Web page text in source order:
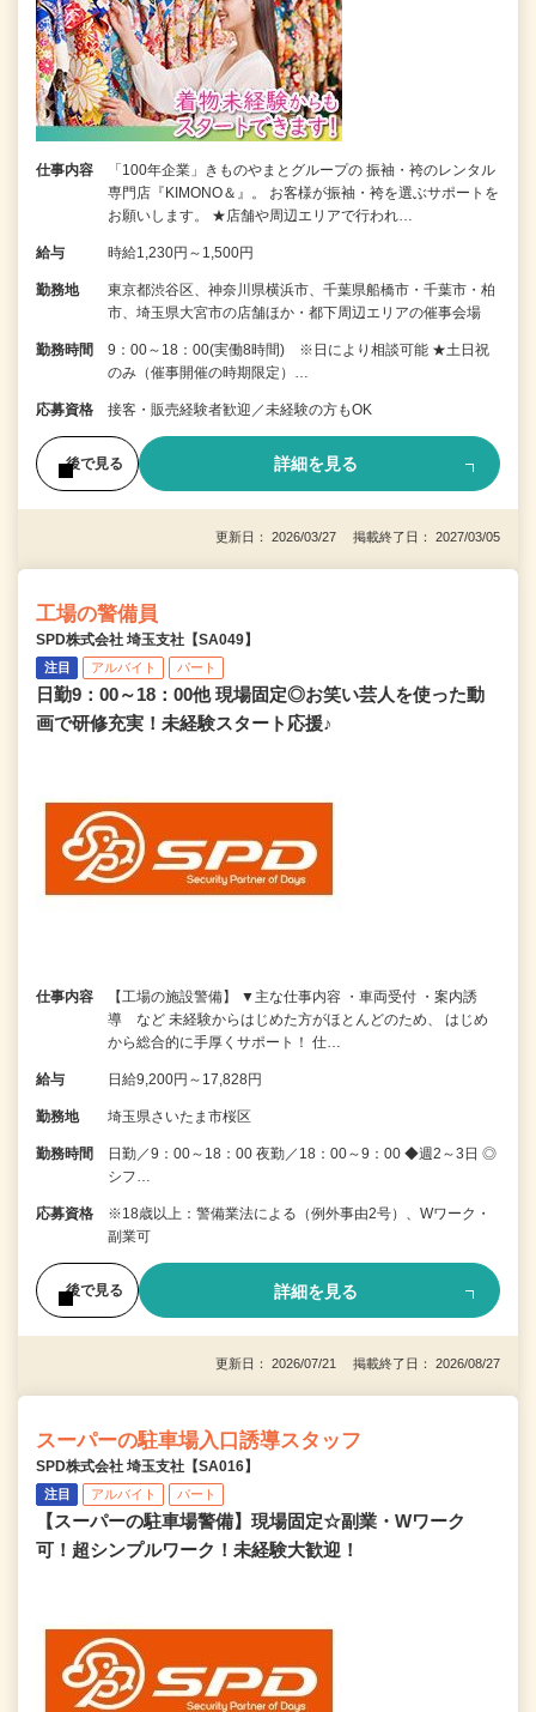
仕事内容
「100年企業」きものやまとグループの 振袖・袴のレンタル
専門店『KIMONO＆』。 お客様が振袖・袴を選ぶサポートを
お願いします。 ★店舗や周辺エリアで行われ…
給与 時給1,230円～1,500円
勤務地
東京都渋谷区、神奈川県横浜市、千葉県船橋市・千葉市・柏
市、埼玉県大宮市の店舗ほか・都下周辺エリアの催事会場
勤務時間
9：00～18：00(実働8時間) ※日により相談可能 ★土日祝
のみ（催事開催の時期限定）…
応募資格 接客・販売経験者歓迎／未経験の方もOK
後で見る 詳細を見る
更新日： 2026/03/27 掲載終了日： 2027/03/05
工場の警備員
SPD株式会社 埼玉支社【SA049】
注目 アルバイト パート
日勤9：00～18：00他 現場固定◎お笑い芸人を使った動
画で研修充実！未経験スタート応援♪
仕事内容
【工場の施設警備】 ▼主な仕事内容 ・車両受付 ・案内誘
導 など 未経験からはじめた方がほとんどのため、 はじめ
から総合的に手厚くサポート！ 仕…
給与 日給9,200円～17,828円
勤務地 埼玉県さいたま市桜区
勤務時間
日勤／9：00～18：00 夜勤／18：00～9：00 ◆週2～3日 ◎
シフ…
応募資格
※18歳以上：警備業法による（例外事由2号）、Wワーク・
副業可
後で見る 詳細を見る
更新日： 2026/07/21 掲載終了日： 2026/08/27
スーパーの駐車場入口誘導スタッフ
SPD株式会社 埼玉支社【SA016】
注目 アルバイト パート
【スーパーの駐車場警備】現場固定☆副業・Wワーク
可！超シンプルワーク！未経験大歓迎！